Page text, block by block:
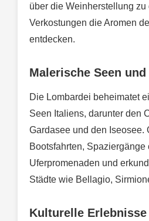
über die Weinherstellung zu
Verkostungen die Aromen
entdecken.
Malerische Seen
Die Lombardei beheimatet
Seen Italiens, darunter den
Gardasee und den Iseosee.
Bootsfahrten, Spaziergänge
Uferpromenaden und
Städte wie Bellagio,
Kulturelle Erlebnisse